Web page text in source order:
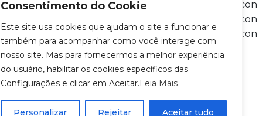
Consentimento do Cookie
Este site usa cookies que ajudam o site a funcionar e
também para acompanhar como você interage com
nosso site. Mas para fornecermos a melhor experiência
do usuário, habilitar os cookies específicos das
Configurações e clicar em Aceitar.Leia Mais
Personalizar Rejeitar Aceitar tudo
Instrucciones de uso
Política de privacidad